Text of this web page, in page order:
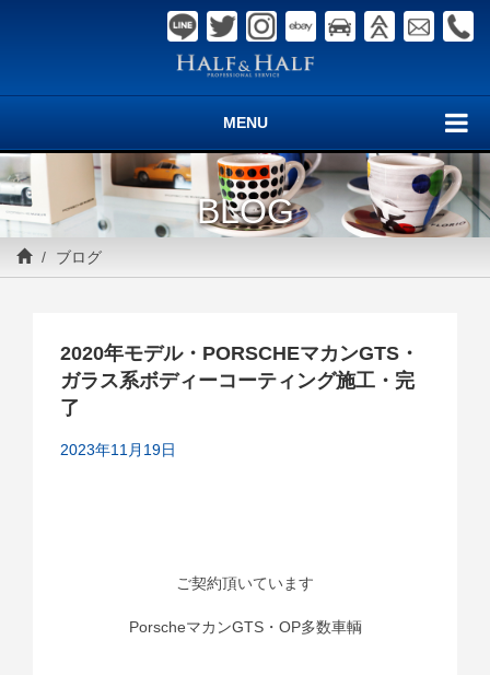
MENU
BLOG
ブログ
2020年モデル・PORSCHEマカンGTS・
ガラス系ボディーコーティング施工・完
了
2023年11月19日
ご契約頂いています
PorscheマカンGTS・OP多数車輌